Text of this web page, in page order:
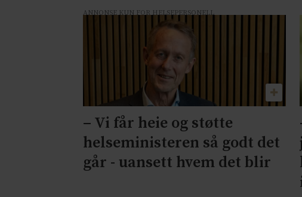
ANNONSE KUN FOR HELSEPERSONELL
– Vi får heie og støtte
helseministeren så godt det
går - uansett hvem det blir